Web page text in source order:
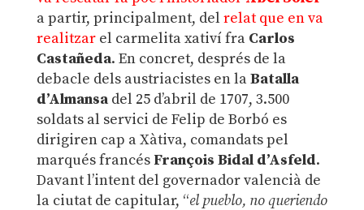
a partir, principalment, del relat que en va
realitzarel carmelita xativí fra Carlos
Castañeda. En concret, després de la
debacle dels austriacistes en laBatalla
d’Almansadel 25 d’abril de 1707, 3.500
soldats al servici de Felip de Borbó es
dirigiren cap a Xàtiva, comandats pel
marqués francés François Bidal d’Asfeld.
Davant l’intent del governador valencià de
la ciutat de capitular, “el pueblo, no queriendo